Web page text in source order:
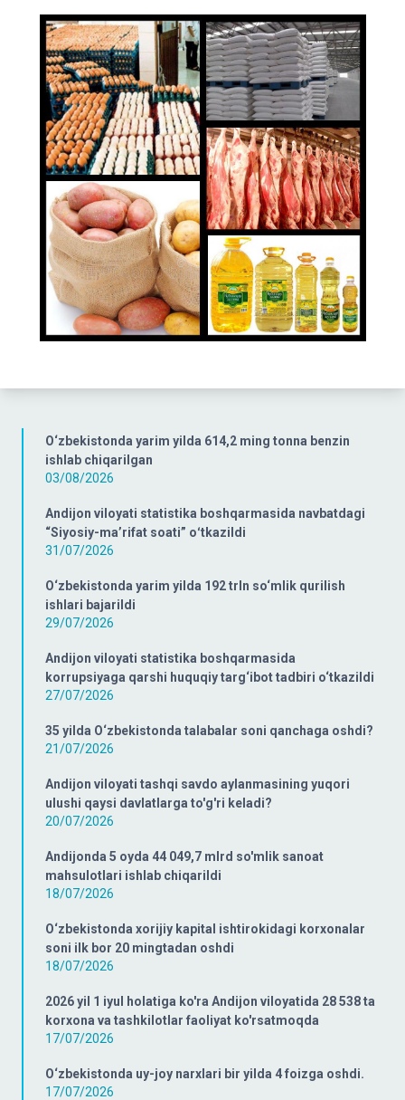
O‘zbekistonda yarim yilda 614,2 ming tonna benzin
ishlab chiqarilgan
03/08/2026
Andijon viloyati statistika boshqarmasida navbatdagi
“Siyosiy-ma’rifat soati” oʻtkazildi
31/07/2026
O‘zbekistonda yarim yilda 192 trln so‘mlik qurilish
ishlari bajarildi
29/07/2026
Andijon viloyati statistika boshqarmasida
korrupsiyaga qarshi huquqiy targ‘ibot tadbiri o‘tkazildi
27/07/2026
35 yilda O‘zbekistonda talabalar soni qanchaga oshdi?
21/07/2026
Andijon viloyati tashqi savdo aylanmasining yuqori
ulushi qaysi davlatlarga to'g'ri keladi?
20/07/2026
Andijonda 5 oyda 44 049,7 mlrd so'mlik sanoat
mahsulotlari ishlab chiqarildi
18/07/2026
O‘zbekistonda xorijiy kapital ishtirokidagi korxonalar
soni ilk bor 20 mingtadan oshdi
18/07/2026
2026 yil 1 iyul holatiga ko'ra Andijon viloyatida 28 538 ta
korxona va tashkilotlar faoliyat ko'rsatmoqda
17/07/2026
O‘zbekistonda uy-joy narxlari bir yilda 4 foizga oshdi.
17/07/2026